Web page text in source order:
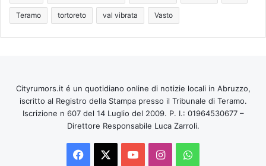
Teramo tortoreto val vibrata Vasto
Cityrumors.it é un quotidiano online di notizie locali in Abruzzo,
iscritto al Registro della Stampa presso il Tribunale di Teramo.
Iscrizione n 607 del 14 Luglio del 2009. P. I.: 01964530677 –
Direttore Responsabile Luca Zarroli.
Facebook You InstagramWhatsApp